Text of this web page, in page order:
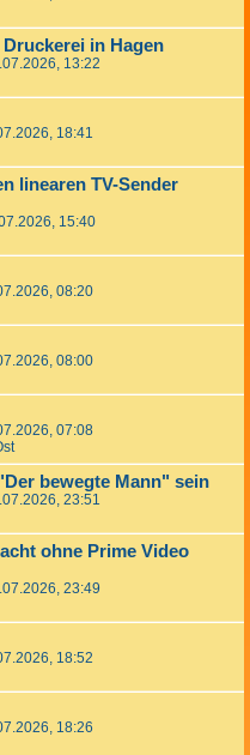
in Hagen
13:22
18:41
linearen TV-Sender
15:40
08:20
08:00
07:08
bewegte Mann" sein
23:51
ohne Prime Video
23:49
18:52
18:26